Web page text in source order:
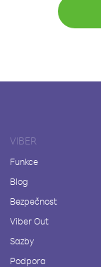
VIBER
Funkce
Blog
Bezpečnost
Viber Out
Sazby
Podpora